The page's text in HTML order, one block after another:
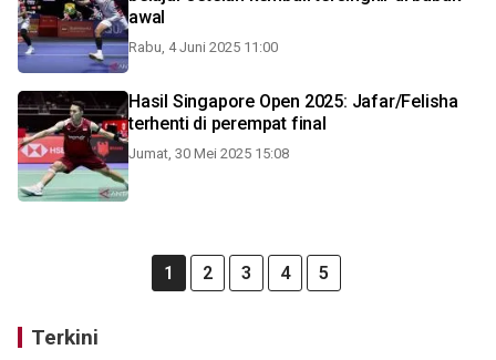
awal
Rabu, 4 Juni 2025 11:00
Hasil Singapore Open 2025: Jafar/Felisha
terhenti di perempat final
Jumat, 30 Mei 2025 15:08
1 2 3 4 5
Terkini